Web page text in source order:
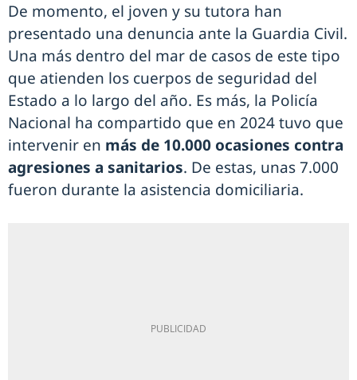
De momento, el joven y su tutora han
presentado una denuncia ante la Guardia Civil.
Una más dentro del mar de casos de este tipo
que atienden los cuerpos de seguridad del
Estado a lo largo del año. Es más, la Policía
Nacional ha compartido que en 2024 tuvo que
intervenir en más de 10.000 ocasiones contra
agresiones a sanitarios. De estas, unas 7.000
fueron durante la asistencia domiciliaria.